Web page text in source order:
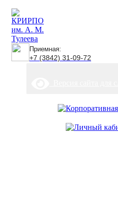
Приемная:
+7 (3842) 31-09-72